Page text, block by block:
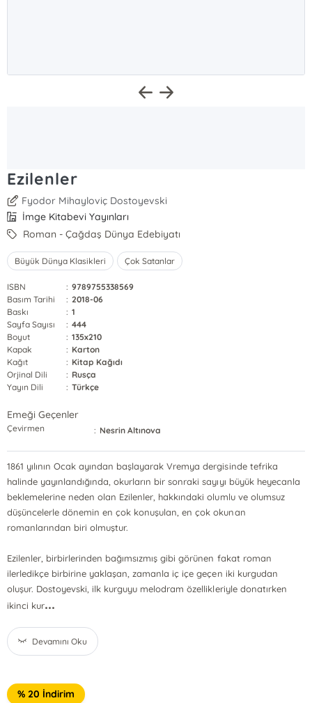
Ezilenler
Fyodor Mihayloviç Dostoyevski
İmge Kitabevi Yayınları
Roman - Çağdaş Dünya Edebiyatı
Büyük Dünya Klasikleri Çok Satanlar
ISBN : 9789755338569
Basım Tarihi
: 2018-06
Baskı
: 1
Sayfa Sayısı
: 444
Boyut
: 135x210
Kapak
: Karton
Kağıt
: Kitap Kağıdı
Orjinal Dili
: Rusça
Yayın Dili
: Türkçe
Emeği Geçenler
Çevirmen : Nesrin Altınova
1861 yılının Ocak ayından başlayarak Vremya dergisinde tefrika
halinde yayınlandığında, okurların bir sonraki sayıyı büyük heyecanla
beklemelerine neden olan Ezilenler, hakkındaki olumlu ve olumsuz
düşüncelerle dönemin en çok konuşulan, en çok okunan
romanlarından biri olmuştur.
Ezilenler, birbirlerinden bağımsızmış gibi görünen fakat roman
ilerledikçe birbirine yaklaşan, zamanla iç içe geçen iki kurgudan
oluşur. Dostoyevski, ilk kurguyu melodram özellikleriyle donatırken
ikinci kur...
Devamını Oku
% 20 İndirim